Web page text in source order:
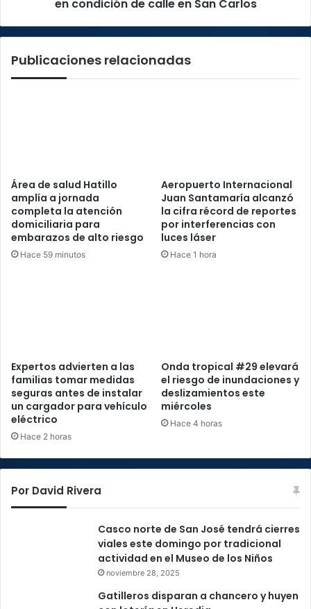
en condición de calle en San Carlos
Publicaciones relacionadas
Área de salud Hatillo
amplía a jornada
completa la atención
domiciliaria para
embarazos de alto riesgo
Hace 59 minutos
Aeropuerto Internacional
Juan Santamaría alcanzó
la cifra récord de reportes
por interferencias con
luces láser
Hace 1 hora
Expertos advierten a las
familias tomar medidas
seguras antes de instalar
un cargador para vehículo
eléctrico
Hace 2 horas
Onda tropical #29 elevará
el riesgo de inundaciones y
deslizamientos este
miércoles
Hace 4 horas
Por David Rivera
Casco norte de San José tendrá cierres
viales este domingo por tradicional
actividad en el Museo de los Niños
noviembre 28, 2025
Gatilleros disparan a chancero y huyen